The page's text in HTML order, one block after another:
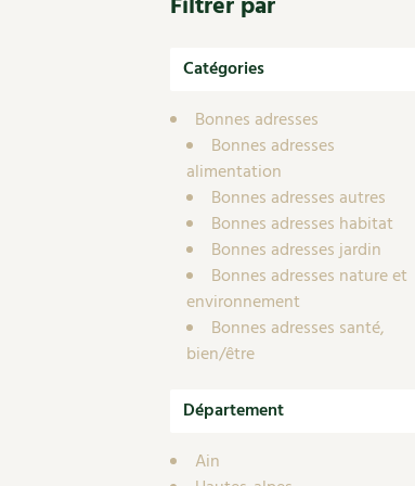
Biodiversité
Jardiner en ville
Bricolages au jardin
Outils et ustensiles du jardin
Biodiversité
Ravageurs et maladies au jardin
Petit élevage
Nouvelles sur le jardin et
Prenez-en de la graine !
Les chroniques de Marie
Catégories
Bonnes adresses
Bonnes adresses
alimentation
Bonnes adresses autres
Bonnes adresses habitat
Bonnes adresses jardin
Bonnes adresses nature et
environnement
Bonnes adresses santé,
bien/être
Département
Ain